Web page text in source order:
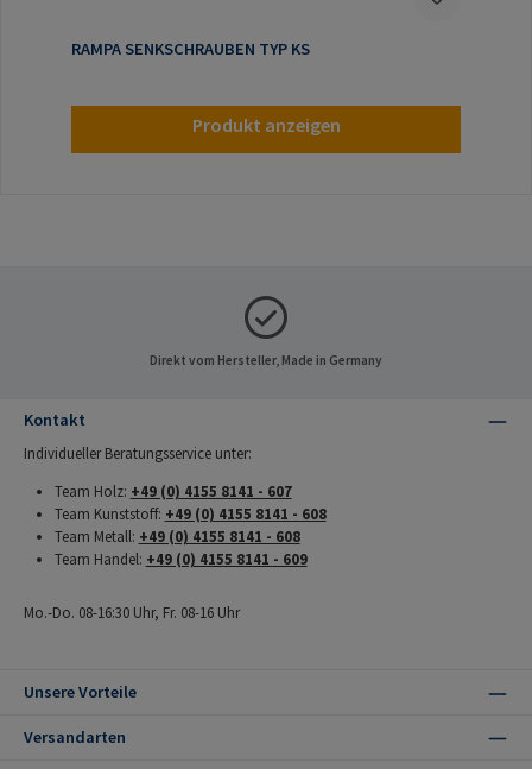
RAMPA SENKSCHRAUBEN TYP KS
Produkt anzeigen
Direkt vom Hersteller, Made in Germany
Kontakt
Individueller Beratungsservice unter:
Team Holz: +49 (0) 4155 8141 - 607
Team Kunststoff: +49 (0) 4155 8141 - 608
Team Metall: +49 (0) 4155 8141 - 608
Team Handel: +49 (0) 4155 8141 - 609
Mo.-Do. 08-16:30 Uhr, Fr. 08-16 Uhr
Unsere Vorteile
Versandarten